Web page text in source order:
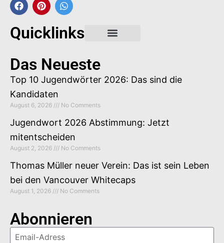
Quicklinks
Das Neueste
Top 10 Jugendwörter 2026: Das sind die
Kandidaten
August 6, 2026 No Comments
Jugendwort 2026 Abstimmung: Jetzt
mitentscheiden
August 2, 2026 No Comments
Thomas Müller neuer Verein: Das ist sein Leben
bei den Vancouver Whitecaps
August 1, 2026 No Comments
Abonnieren